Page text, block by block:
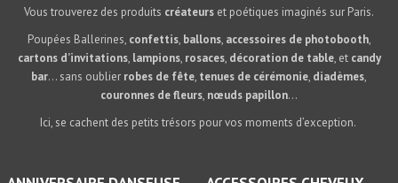
Vous trouverez des produits créateurs et poétiques imaginés sur Paris.
Poupées Ballerines, confettis, ballons, accessoires de photobooth,
cartons d’invitations, lampions, rosaces, décoration de table, et candy
bar… sans oublier robes de fête, tenues de cérémonie, diadèmes,
couronnes de fleurs, nœuds papillon…
Ici, se cachent des petits trésors pour vos moments d’exception.